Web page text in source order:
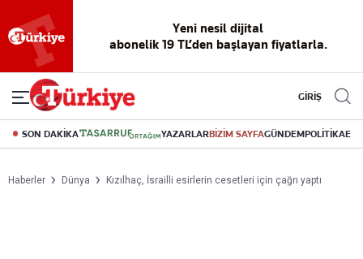
okuma
deneyimi
dijital arşiv
Akıllı haber
asistanı
Eski gazeteleri
indirme
canlı soru
cevap
GİRİŞ
SON DAKİKA YAZARLARBİZİM SAYFAGÜNDEMPOLİTİKA
Haberler Dünya Kızılhaç, İsrailli esirlerin cesetleri için çağrı yaptı